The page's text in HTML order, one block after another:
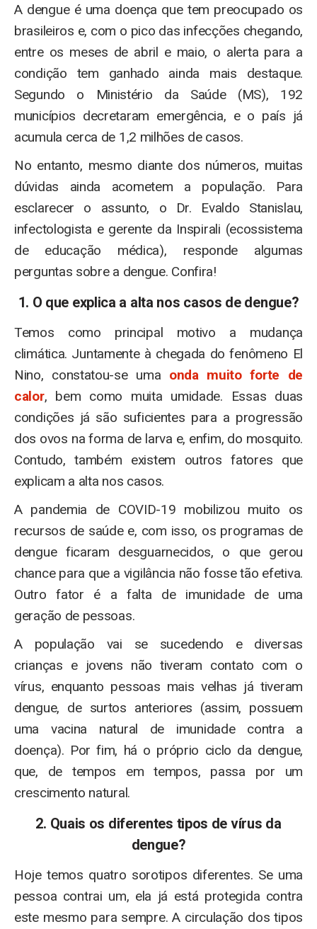
A dengue é uma doença que tem preocupado os
brasileiros e, com o pico das infecções chegando,
entre os meses de abril e maio, o alerta para a
condição tem ganhado ainda mais destaque.
Segundo o Ministério da Saúde (MS), 192
municípios decretaram emergência, e o país já
acumula cerca de 1,2 milhões de casos.
No entanto, mesmo diante dos números, muitas
dúvidas ainda acometem a população. Para
esclarecer o assunto, o Dr. Evaldo Stanislau,
infectologista e gerente da Inspirali (ecossistema
de educação médica), responde algumas
perguntas sobre a dengue. Confira!
1. O que explica a alta nos casos de dengue?
Temos como principal motivo a mudança
climática. Juntamente à chegada do fenômeno El
Nino, constatou-se uma onda muito forte de
calor, bem como muita umidade. Essas duas
condições já são suficientes para a progressão
dos ovos na forma de larva e, enfim, do mosquito.
Contudo, também existem outros fatores que
explicam a alta nos casos.
A pandemia de COVID-19 mobilizou muito os
recursos de saúde e, com isso, os programas de
dengue ficaram desguarnecidos, o que gerou
chance para que a vigilância não fosse tão efetiva.
Outro fator é a falta de imunidade de uma
geração de pessoas.
A população vai se sucedendo e diversas
crianças e jovens não tiveram contato com o
vírus, enquanto pessoas mais velhas já tiveram
dengue, de surtos anteriores (assim, possuem
uma vacina natural de imunidade contra a
doença). Por fim, há o próprio ciclo da dengue,
que, de tempos em tempos, passa por um
crescimento natural.
2. Quais os diferentes tipos de vírus da
dengue?
Hoje temos quatro sorotipos diferentes. Se uma
pessoa contrai um, ela já está protegida contra
este mesmo para sempre. A circulação dos tipos